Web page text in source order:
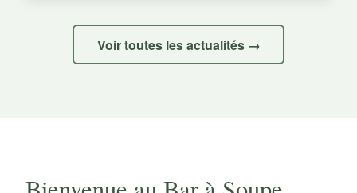
Voir toutes les actualités →